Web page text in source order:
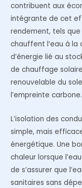
contribuent aux
intégrante de cet
rendement, tels
chauffent l’eau à la
d’énergie lié au
de chauffage
renouvelable du
l’empreinte carbone.
L’isolation des
simple, mais
énergétique. Une
chaleur lorsque
de s’assurer que
sanitaires sans